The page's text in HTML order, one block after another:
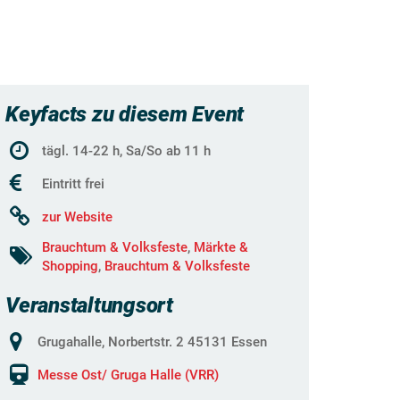
Keyfacts zu diesem Event
tägl. 14-22 h, Sa/So ab 11 h
Eintritt frei
zur Website
Brauchtum & Volksfeste, Märkte &
Shopping, Brauchtum & Volksfeste
Veranstaltungsort
Grugahalle, Norbertstr. 2 45131 Essen
Messe Ost/ Gruga Halle (VRR)